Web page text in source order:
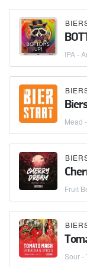
IPA -
Mead
Fruit
Sour -